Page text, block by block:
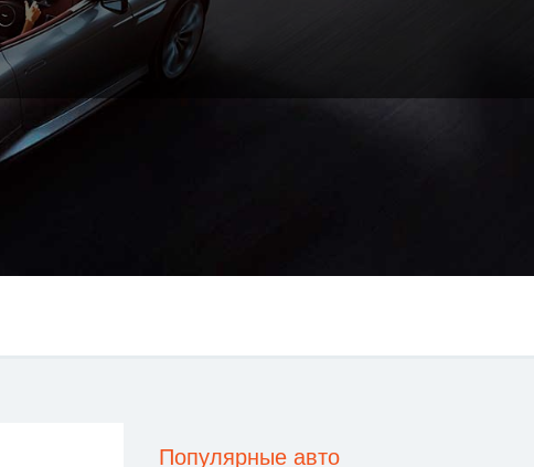
Популярные авто